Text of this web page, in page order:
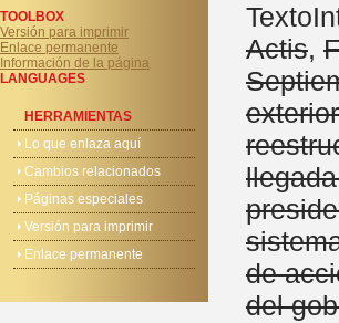
TOOLBOX
Versión para imprimir
Enlace permanente
Información de la página
LANGUAGES
HERRAMIENTAS
Lo que enlaza aquí
Cambios relacionados
Páginas especiales
Versión para imprimir
Enlace permanente
Actis,
de
del